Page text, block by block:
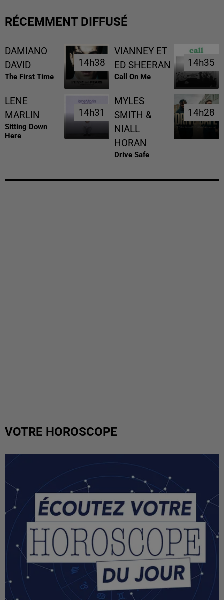
RÉCEMMENT DIFFUSÉ
DAMIANO
DAVID
The First Time
14h38
14h38
VIANNEY ET
ED SHEERAN
Call On Me
14h35
14h35
LENE
MARLIN
Sitting Down
Here
14h31
14h31
MYLES
SMITH &
NIALL
HORAN
Drive Safe
14h28
14h28
VOTRE HOROSCOPE